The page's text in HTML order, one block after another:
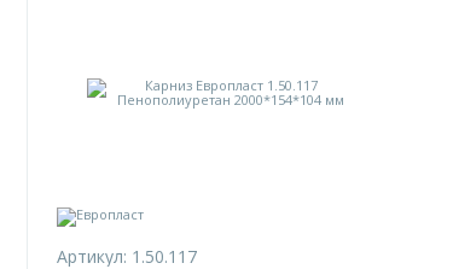
Артикул: 1.50.117